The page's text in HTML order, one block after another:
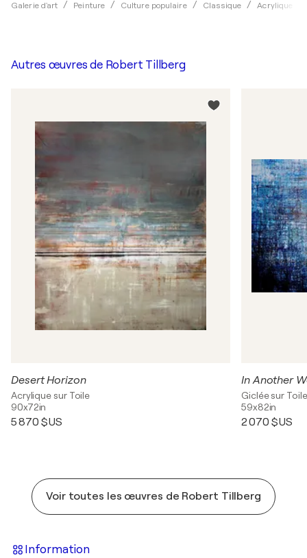
Galerie d'art Peinture Culture populaire Classique Acrylique
Autres œuvres de Robert Tillberg
Desert Horizon
Acrylique sur Toile
90x72in
5 870 $US
In Another
Giclée sur Toile
59x82in
2 070 $US
Voir toutes les œuvres de Robert Tillberg
Information